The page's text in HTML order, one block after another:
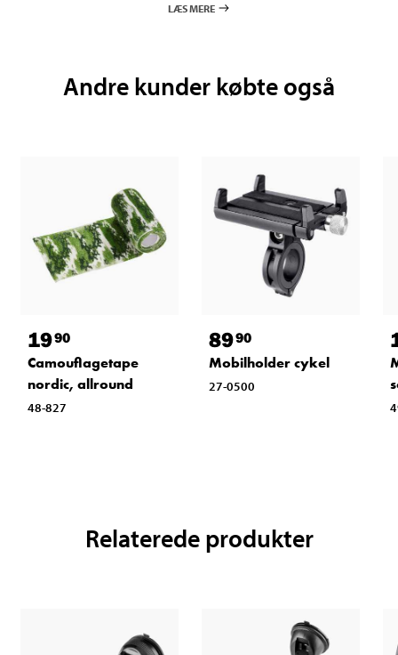
LÆS MERE
Andre kunder købte også
1990
Camouflagetape
nordic, allround
48-827
8990
Mobilholder cykel
27-0500
Relaterede produkter